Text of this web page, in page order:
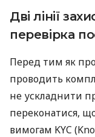
Дві лінії
перевірка
Перед тим як
проводить
не ускладнити
переконатися,
вимогам KYC